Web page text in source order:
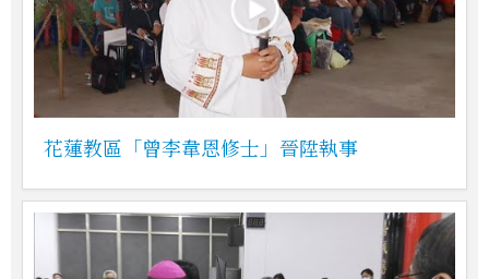
花蓮教區「曾李韋恩修士」晉陞執事